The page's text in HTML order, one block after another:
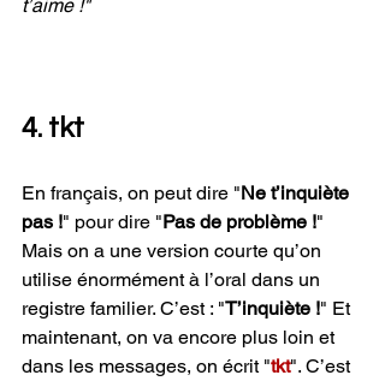
t’aime !"
4. tkt
En français, on peut dire "Ne t’inquiète
pas !" pour dire "Pas de problème !"
Mais on a une version courte qu’on
utilise énormément à l’oral dans un
registre familier. C’est : "T’inquiète !" Et
maintenant, on va encore plus loin et
dans les messages, on écrit "tkt". C’est